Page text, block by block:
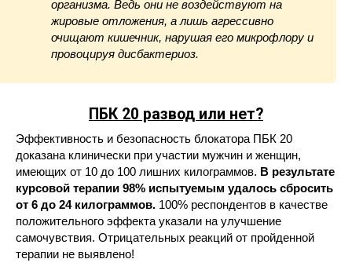
организма. Ведь они не воздействуют на
жировые отложения, а лишь агрессивно
очищают кишечник, нарушая его микрофлору и
провоцируя дисбактериоз.
ПБК 20 развод или нет?
Эффективность и безопасность блокатора ПБК 20
доказана клинически при участии мужчин и женщин,
имеющих от 10 до 100 лишних килограммов. В результате
курсовой терапии 98% испытуемым удалось сбросить
от 6 до 24 килограммов. 100% респондентов в качестве
положительного эффекта указали на улучшение
самочувствия. Отрицательных реакций от пройденной
терапии не выявлено!